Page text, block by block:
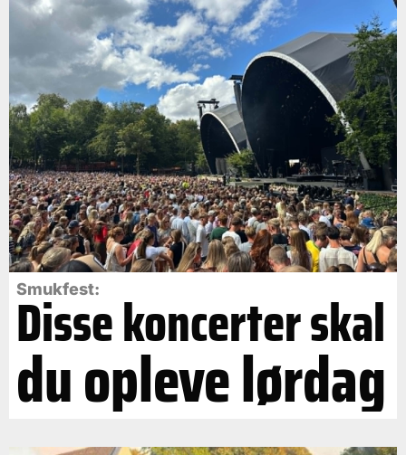
Smukfest:
Disse koncerter skal
du opleve lørdag